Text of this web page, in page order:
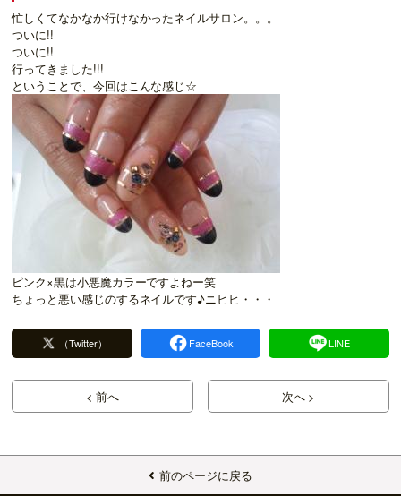
忙しくてなかなか行けなかったネイルサロン。。。
ついに!!
ついに!!
行ってきました!!!
ということで、今回はこんな感じ☆
ピンク×黒は小悪魔カラーですよねー笑
ちょっと悪い感じのするネイルです♪ニヒヒ・・・
（Twitter） FaceBook LINE
< 前へ 次へ >
前のページに戻る